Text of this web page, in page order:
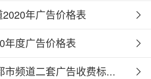
年广告价格表
年度广告价格表
市频道二套广告收费标...